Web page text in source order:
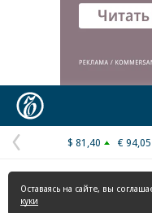
Предыдущая
страница
$ 81,40 € 94,05
Оставаясь на сайте, вы
куки